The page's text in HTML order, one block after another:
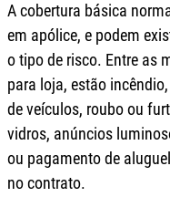
A cobertura básica
em apólice, e podem
o tipo de risco. Entre as
para loja, estão
de veículos, roubo ou
vidros, anúncios
ou pagamento de
no contrato.